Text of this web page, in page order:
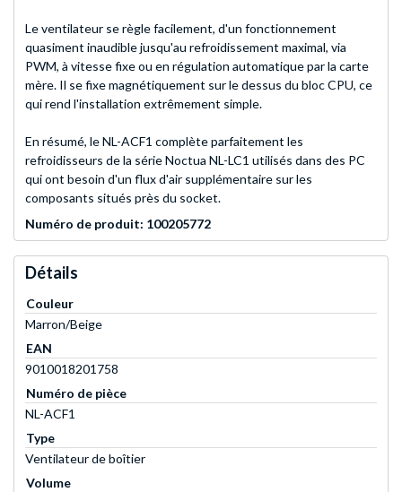
Le ventilateur se règle facilement, d'un fonctionnement
quasiment inaudible jusqu'au refroidissement maximal, via
PWM, à vitesse fixe ou en régulation automatique par la carte
mère. Il se fixe magnétiquement sur le dessus du bloc CPU, ce
qui rend l'installation extrêmement simple.
En résumé, le NL-ACF1 complète parfaitement les
refroidisseurs de la série Noctua NL-LC1 utilisés dans des PC
qui ont besoin d'un flux d'air supplémentaire sur les
composants situés près du socket.
Numéro de produit: 100205772
Détails
Couleur
Marron/Beige
EAN
9010018201758
Numéro de pièce
NL-ACF1
Type
Ventilateur de boîtier
Volume